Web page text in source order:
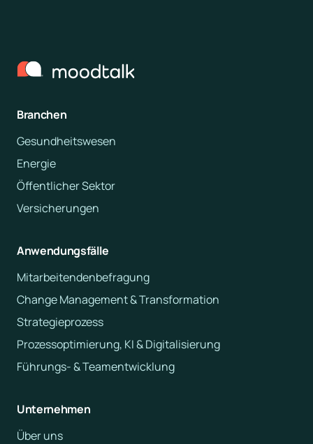
Branchen
Gesundheitswesen
Energie
Öffentlicher Sektor
Versicherungen
Anwendungsfälle
Mitarbeitendenbefragung
Change Management & Transformation
Strategieprozess
Prozessoptimierung, KI & Digitalisierung
Führungs- & Teamentwicklung
Unternehmen
Über uns